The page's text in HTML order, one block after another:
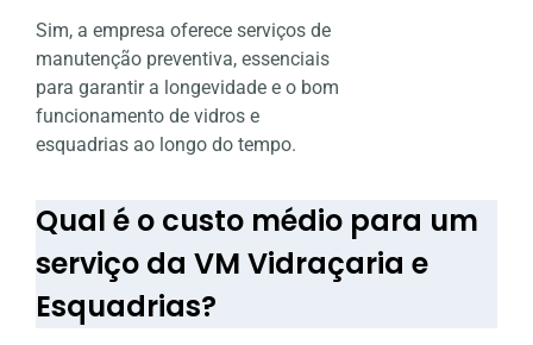
Sim, a empresa oferece serviços de
manutenção preventiva, essenciais
para garantir a longevidade e o bom
funcionamento de vidros e
esquadrias ao longo do tempo.
Qual é o custo médio para um
serviço da VM Vidraçaria e
Esquadrias?